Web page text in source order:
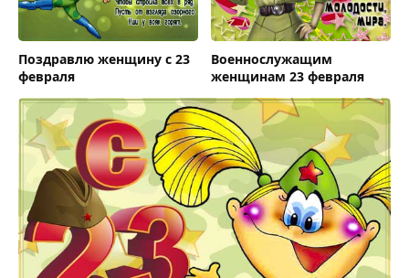
Поздравлю женщину с 23
февраля
Военнослужащим
женщинам 23 февраля